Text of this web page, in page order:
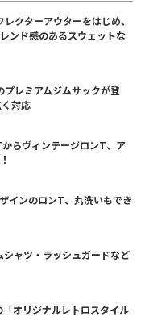
クターアウターをはじめ、
ンド感のあるスウェットな
レミアムジムサックが登
対応
らヴィンテージロンT、ア
インのロンT、丸洗いもでき
ャツ・ラッシュガードなど
オリジナルレトロスタイル